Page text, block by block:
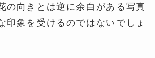
の向きとは逆に余白がある写真
印象を受けるのではないでしょ